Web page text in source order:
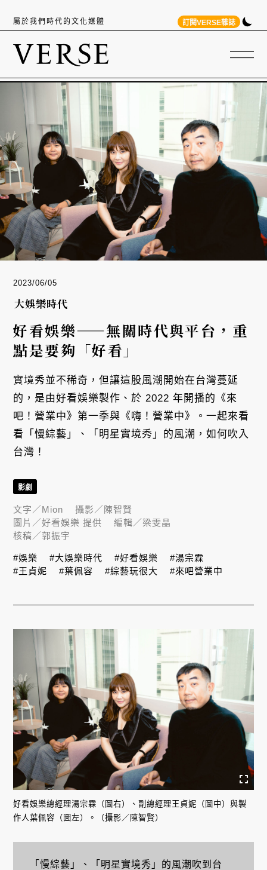
屬於我們時代的文化媒體 訂閱VERSE雜誌
2023/06/05
大娛樂時代
好看娛樂——無關時代與平台，重
點是要夠「好看」
實境秀並不稀奇，但讓這股風潮開始在台灣蔓延
的，是由好看娛樂製作、於 2022 年開播的《來
吧！營業中》第一季與《嗨！營業中》。一起來看
看「慢綜藝」、「明星實境秀」的風潮，如何吹入
台灣！
好看娛樂總經理湯宗霖（圖右）、副總經理王貞妮（圖中）與製
作人葉佩容（圖左）。（攝影／陳智賢）
「慢綜藝」、「明星實境秀」的風潮吹到台
影劇
文字／Mion 攝影／ 陳智賢
圖片／好看娛樂 提供 編輯／梁雯晶
核稿／郭振宇
#娛樂 #大娛樂時代 #好看娛樂
#湯宗霖
#王貞妮
#葉佩容 #綜藝玩很大 #來吧營業中